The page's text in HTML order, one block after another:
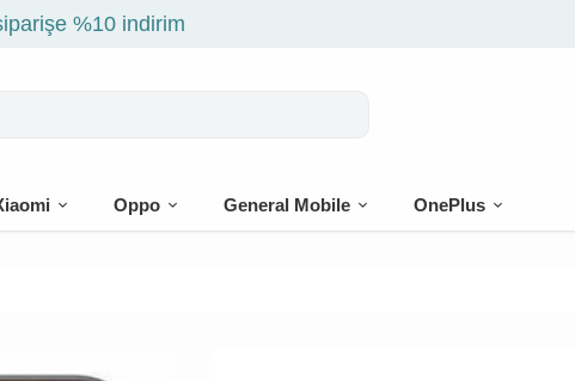
%10 indirim
Oppo General Mobile OnePlus